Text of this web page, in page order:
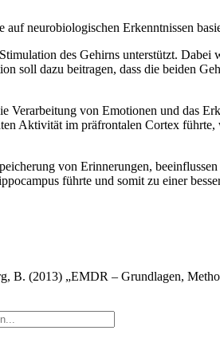
neurobiologischen Erkenntnissen
des Gehirns unterstützt. Dabei
soll dazu beitragen, dass die beiden
von Emotionen und das
Aktivität im präfrontalen Cortex
von Erinnerungen,
führte und somit zu einer
B. (2013) „EMDR – Grundlagen,